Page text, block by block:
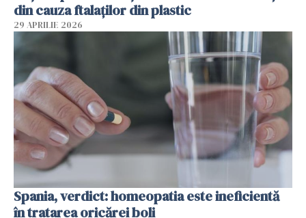
din cauza ftalaților din plastic
29 APRILIE 2026
Spania, verdict: homeopatia este ineficientă
în tratarea oricărei boli